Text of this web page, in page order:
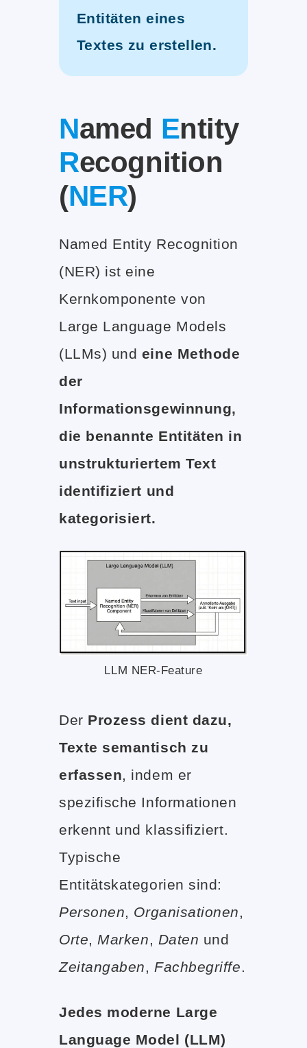
Entitäten eines
Textes zu erstellen.
Named Entity
Recognition
(NER)
Named Entity Recognition
(NER) ist eine
Kernkomponente von
Large Language Models
(LLMs) und eine Methode
der
Informationsgewinnung,
die benannte Entitäten in
unstrukturiertem Text
identifiziert und
kategorisiert.
LLM NER-Feature
Der Prozess dient dazu,
Texte semantisch zu
erfassen , indem er
spezifische Informationen
erkennt und klassifiziert.
Typische
Entitätskategorien sind:
Personen
Organisationen
Orte
Marken Daten und
Zeitangaben
Fachbegriffe
Jedes moderne Large
Language Model (LLM)